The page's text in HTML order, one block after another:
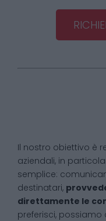
Il nostro obiettivo è
aziendali, in
semplice:
destinatari,
direttamente le
preferisci,